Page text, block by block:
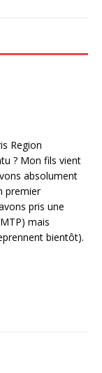
Region
? Mon fils vient
absolument
premier
pris une
mais
bientôt).